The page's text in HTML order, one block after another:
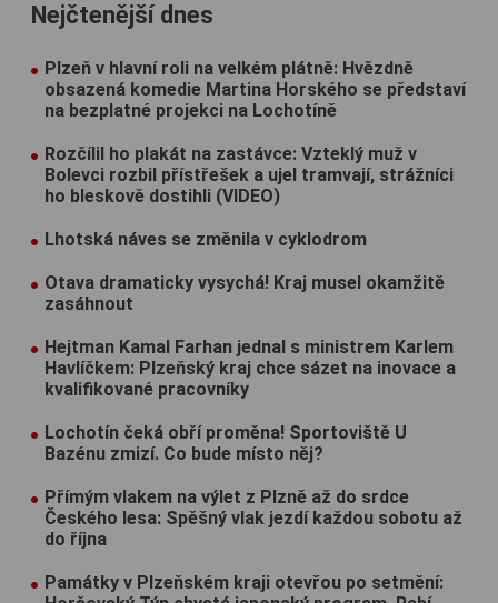
Nejčtenější dnes
Plzeň v hlavní roli na velkém plátně: Hvězdně
obsazená komedie Martina Horského se představí
na bezplatné projekci na Lochotíně
Rozčílil ho plakát na zastávce: Vzteklý muž v
Bolevci rozbil přístřešek a ujel tramvají, strážníci
ho bleskově dostihli (VIDEO)
Lhotská náves se změnila v cyklodrom
Otava dramaticky vysychá! Kraj musel okamžitě
zasáhnout
Hejtman Kamal Farhan jednal s ministrem Karlem
Havlíčkem: Plzeňský kraj chce sázet na inovace a
kvalifikované pracovníky
Lochotín čeká obří proměna! Sportoviště U
Bazénu zmizí. Co bude místo něj?
Přímým vlakem na výlet z Plzně až do srdce
Českého lesa: Spěšný vlak jezdí každou sobotu až
do října
Památky v Plzeňském kraji otevřou po setmění: